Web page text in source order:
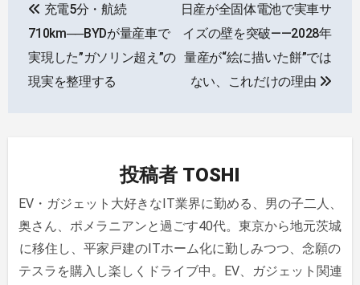
稿
ナ
ビ
ョ
ン
充電5分・航続
710km──BYDが量産車で
実現した”ガソリン超え”の
現実を整理する
日産が全固体電池で実車サ
イズの壁を突破——2028年
量産が“絵に描いた餅”では
ない、これだけの理由
投稿者 TOSHI
EV・ガジェット大好きなIT業界に勤める、男の子二人、
奥さん、ポメラニアンと過ごす40代。東京から地元茨城
に移住し、平家戸建のITホーム化に勤しみつつ、念願の
テスラを購入し楽しくドライブ中。EV、ガジェット関連